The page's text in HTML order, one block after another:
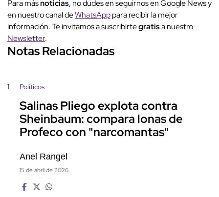
Para másnoticias, no dudes en seguirnos en Google News y
en nuestro canal deWhatsApppara recibir la mejor
información. Te invitamos a suscribirtegratisa nuestro
Newsletter.
Notas Relacionadas
1 Políticos
Salinas Pliego explota contra
Sheinbaum: compara lonas de
Profeco con "narcomantas"
Anel Rangel
15 de abril de 2026